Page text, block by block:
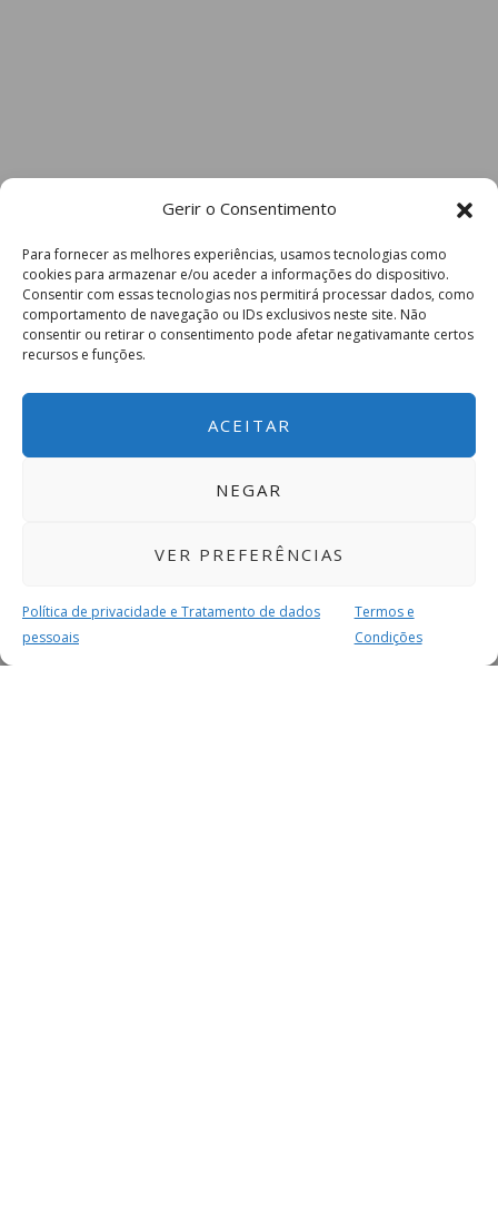
Gerir o Consentimento
Para fornecer as melhores experiências, usamos tecnologias como
cookies para armazenar e/ou aceder a informações do dispositivo.
Consentir com essas tecnologias nos permitirá processar dados, como
comportamento de navegação ou IDs exclusivos neste site. Não
consentir ou retirar o consentimento pode afetar negativamante certos
recursos e funções.
ACEITAR
NEGAR
VER PREFERÊNCIAS
Política de privacidade e Tratamento de dados
pessoais
Termos e
Condições